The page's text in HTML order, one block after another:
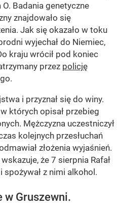
O. Badania genetyczne
znajdowało się
Jak się okazało w toku
wyjechał do Niemiec,
kraju wrócił pod koniec
przez policję
i przyznał się do winy.
których opisał przebieg
Mężczyzna uczestniczył
kolejnych przesłuchań
złożenia wyjaśnień.
że 7 sierpnia Rafał
spożywał z nimi alkohol.
w Gruszewni.